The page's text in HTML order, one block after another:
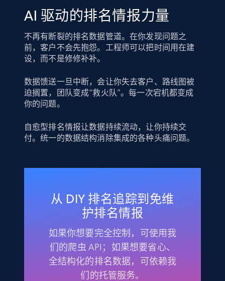
AI 驱动的排名情报力量
不再有断裂的排名数据管道。在你发现问题之
前，客户不会先抱怨。工程师可以把时间用在建
设，而不是修修补补。
数据馈送一旦中断，会让你失去客户、路线图被
迫搁置，团队变成“救火队”。每一次宕机都变成
你的问题。
自愈型排名情报让数据持续流动，让你持续交
付。统一的数据结构消除集成的各种头痛问题。
从 DIY 排名追踪到免维
护排名情报
如果你想要完全控制，可使用我
们的爬虫 API；如果想要省心、
全结构化的排名数据，可依赖我
们的托管服务。